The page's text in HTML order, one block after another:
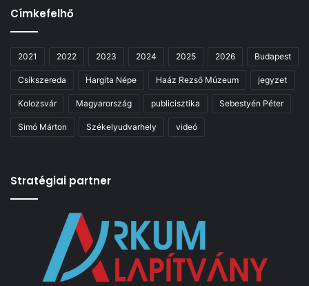
Címkefelhő
2021 2022 2023 2024 2025 2026 Budapest
Csíkszereda Hargita Népe Haáz Rezső Múzeum jegyzet
Kolozsvár Magyarország publicisztika Sebestyén Péter
Simó Márton Székelyudvarhely videó
Stratégiai partner